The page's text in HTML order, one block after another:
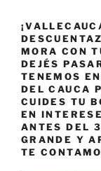
MORA CON
DEJÉS
TENEMOS
DEL CAUCA
CUIDES TU
EN
ANTES DEL
GRANDE Y
TE